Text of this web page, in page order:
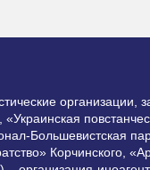
«Украинская
Большевистская
Корчинского,